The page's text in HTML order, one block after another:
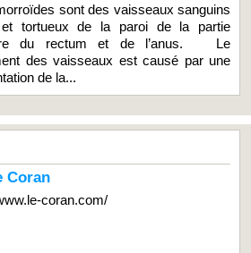
sont des vaisseaux sanguins
et tortueux de la paroi de la partie
du rectum et de l’anus. Le
des vaisseaux est causé par une
de la...
Coran
coran.com/